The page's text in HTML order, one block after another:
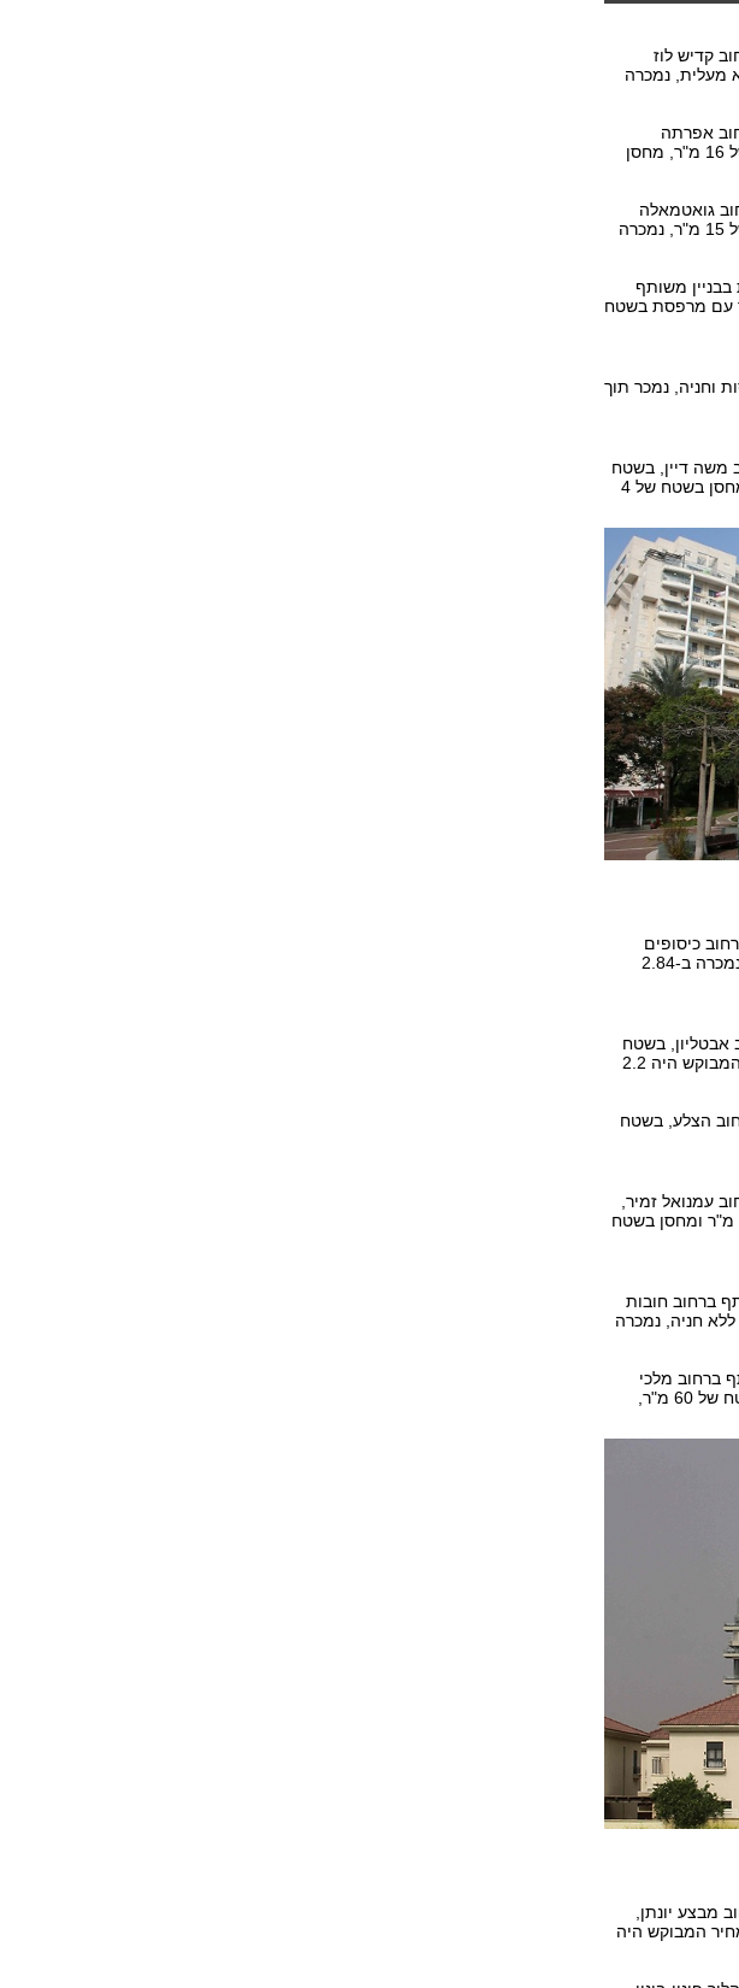
משותף ברחוב קדיש לוז
אך ללא מעלית, נמכרה
משותף ברחוב אפרתה
שבשכונת תלפיות הישנה, בשטח של 54 מ"ר עם מרפסת בשטח של 16 מ"ר, מחסן
משותף ברחוב גואטמאלה
שבשכונת קריית היובל, בשטח של 90 מ"ר עם 2 מרפסות בשטח של 15 מ"ר, נמכרה
חדרים בקומה הראשונה מתוך 3 קומות בבניין משותף
שבשכונת המושבה הגרמנית, בשטח של 75 מ"ר עם מרפסת בשטח
רכסים, בשטח של 120 מ"ר עם 3 מרפסות וחניה, נמכר תוך
ברחוב משה דיין, בשטח
של 115 מ"ר עם מעלית, חניה כפולה, מרפסת בשטח של 8 מ"ר ומחסן בשטח של 4
משותף ברחוב כיסופים
שבשכונת רביבים, בשטח של 105 מ"ר כולל חניה אך ללא מעלית, נמכרה ב-2.84
משותף ברחוב אבטליון, בשטח
של 104 מ"ר ללא חניה ומעלית, נמכרה ב-2.1 מיליון שקל. המחיר המבוקש היה 2.2
משותף ברחוב הצלע, בשטח
משותף ברחוב עמנואל זמיר,
בשטח של 105 מ"ר עם מעלית, שתי חניות, מרפסת בשטח של 12 מ"ר ומחסן בשטח
בבניין משותף ברחוב חובות
60 מ"ר ומעלית אך ללא חניה, נמכרה
בבניין משותף ברחוב מלכי
יהודה, בשטח של 145 מ"ר עם מרפסת בשטח של 12 מ"ר, גג בשטח של 60 מ"ר,
משותף ברחוב מבצע יונתן,
ב-1.015 מיליון שקל. המחיר המבוקש היה